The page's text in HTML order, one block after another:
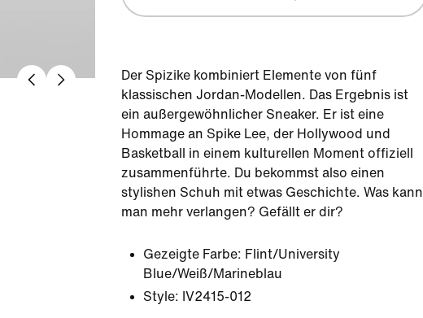
Der Spizike kombiniert Elemente von fünf
klassischen Jordan-Modellen. Das Ergebnis ist
ein außergewöhnlicher Sneaker. Er ist eine
Hommage an Spike Lee, der Hollywood und
Basketball in einem kulturellen Moment offiziell
zusammenführte. Du bekommst also einen
stylishen Schuh mit etwas Geschichte. Was kann
man mehr verlangen? Gefällt er dir?
Gezeigte Farbe: Flint/University
Blue/Weiß/Marineblau
Style: IV2415-012